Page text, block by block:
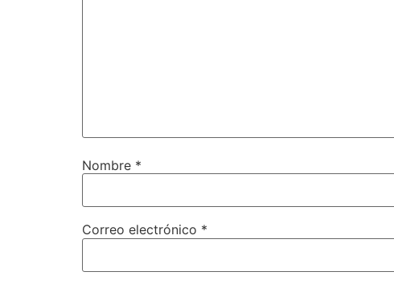
Nombre *
Correo electrónico *